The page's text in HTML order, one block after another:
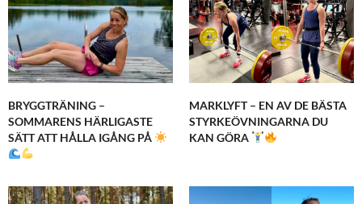
BRYGGTRÄNING –
SOMMARENS HÄRLIGASTE
SÄTT ATT HÅLLA IGÅNG PÅ
MARKLYFT – EN AV DE BÄSTA
STYRKEÖVNINGARNA DU
KAN GÖRA